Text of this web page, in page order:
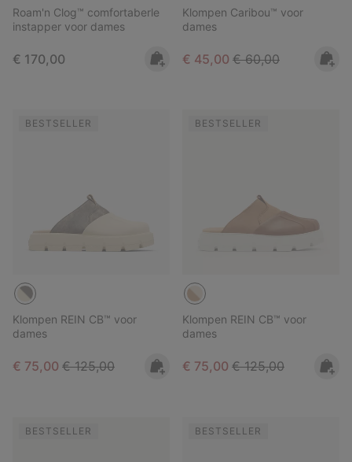
Roam'n Clog™ comfortaberle
instapper voor dames
Regular price:
€ 170,00
Klompen Caribou™ voor
dames
Sale price:
€ 45,00 Regular price:
€ 60,00
BESTSELLER
Klompen REIN CB™ voor
dames
Sale price:
€ 75,00 Regular price:
€ 125,00
BESTSELLER
Klompen REIN CB™ voor
dames
Sale price:
€ 75,00 Regular price:
€ 125,00
BESTSELLER BESTSELLER